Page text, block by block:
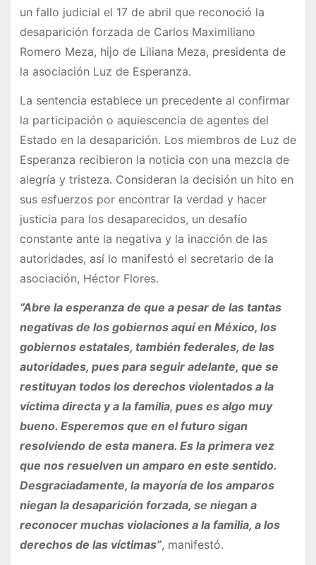
un fallo judicial el 17 de abril que reconoció la
desaparición forzada de Carlos Maximiliano
Romero Meza, hijo de Liliana Meza, presidenta de
la asociación Luz de Esperanza.
La sentencia establece un precedente al confirmar
la participación o aquiescencia de agentes del
Estado en la desaparición. Los miembros de Luz de
Esperanza recibieron la noticia con una mezcla de
alegría y tristeza. Consideran la decisión un hito en
sus esfuerzos por encontrar la verdad y hacer
justicia para los desaparecidos, un desafío
constante ante la negativa y la inacción de las
autoridades, así lo manifestó el secretario de la
asociación, Héctor Flores.
“Abre la esperanza de que a pesar de las tantas
negativas de los gobiernos aquí en México, los
gobiernos estatales, también federales, de las
autoridades, pues para seguir adelante, que se
restituyan todos los derechos violentados a la
víctima directa y a la familia, pues es algo muy
bueno. Esperemos que en el futuro sigan
resolviendo de esta manera. Es la primera vez
que nos resuelven un amparo en este sentido.
Desgraciadamente, la mayoría de los amparos
niegan la desaparición forzada, se niegan a
reconocer muchas violaciones a la familia, a los
derechos de las víctimas”, manifestó.